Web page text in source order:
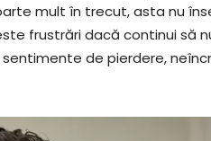
mult în trecut, asta nu
frustrări dacă continui să
de pierdere,